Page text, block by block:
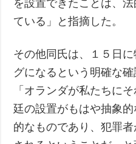
を設置できたことは、
ている」と指摘した。
その他同氏は、１５日
グになるという明確な確
「オランダが私たちに
廷の設置がもはや抽象
的なものであり、犯罪